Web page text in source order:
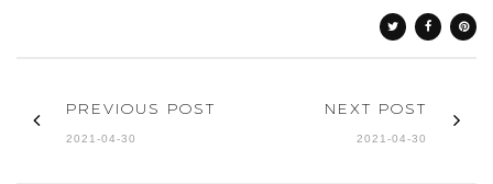
PREVIOUS POST
2021-04-30
NEXT POST
2021-04-30